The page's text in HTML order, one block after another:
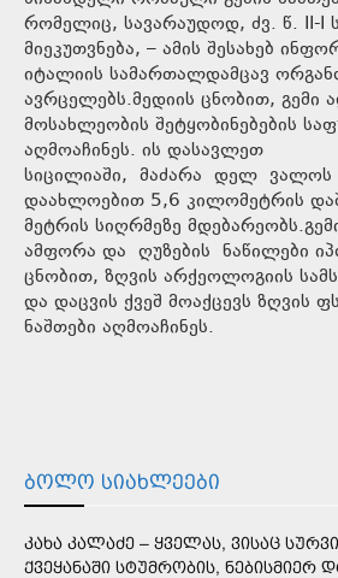
რომელიც, სავარაუდოდ, ძვ. წ. II-I
მიეკუთვნება, – ამის შესახებ
იტალიის სამართალდამცავ
ავრცელებს.მედიის ცნობით, გემი
მოსახლეობის შეტყობინებების
აღმოაჩინეს. ის დასავლეთ
სიცილიაში, მაძარა დელ ვალოს
დაახლოებით 5,6 კილომეტრის
მეტრის სიღრმეზე
ამფორა და ღუზების ნაწილები
ცნობით, ზღვის არქეოლოგიის
და დაცვის ქვეშ მოაქცევს ზღვის
ნაშთები აღმოაჩინეს.
ᲑᲝᲚᲝ ᲡᲘᲐᲮᲚᲔᲔᲑᲘ
ᲙᲐᲮᲐ ᲙᲐᲚᲐᲫᲔ – ᲧᲕᲔᲚᲐᲡ, ᲕᲘᲡᲐᲪ
ᲥᲕᲔᲧᲐᲜᲐᲨᲘ ᲡᲢᲣᲛᲠᲝᲑᲘᲡ, ᲜᲔᲑᲘᲡᲛᲘᲔᲠ